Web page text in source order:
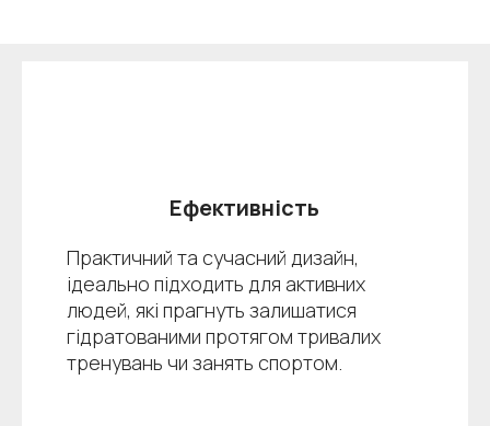
Ефективність
Практичний та сучасний дизайн,
ідеально підходить для активних
людей, які прагнуть залишатися
гідратованими протягом тривалих
тренувань чи занять спортом.